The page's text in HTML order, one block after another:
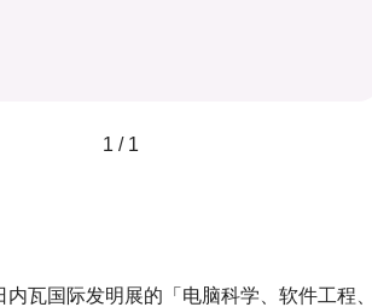
1 / 1
内瓦国际发明展的「电脑科学、软件工程